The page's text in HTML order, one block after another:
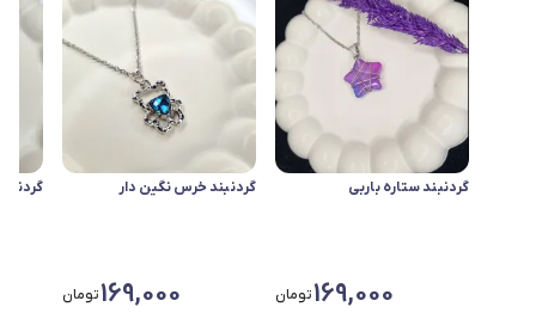
گردنبند ستاره باربی
169,000تومان
گردنبند خرس نگین دار
169,000تومان